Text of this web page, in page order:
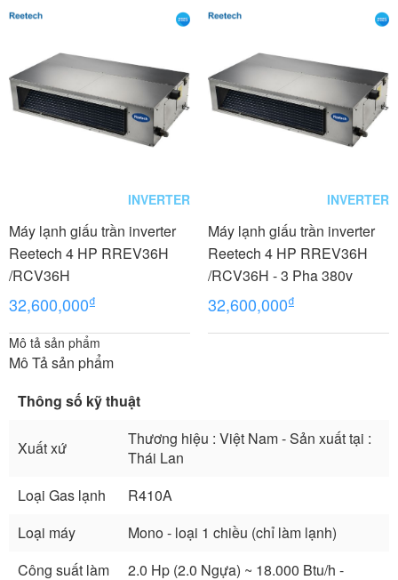
INVERTER
Máy lạnh giấu trần inverter
Reetech 4 HP RREV36H
/RCV36H
32,600,000₫
INVERTER
Máy lạnh giấu trần inverter
Reetech 4 HP RREV36H
/RCV36H - 3 Pha 380v
32,600,000₫
Mô tả sản phẩm
Mô Tả sản phẩm
Thông số kỹ thuật
Xuất xứ
Thương hiệu : Việt Nam - Sản xuất tại :
Thái Lan
Loại Gas lạnh
R410A
Loại máy
Mono - loại 1 chiều (chỉ làm lạnh)
Công suất làm
2.0 Hp (2.0 Ngựa) ~ 18.000 Btu/h -